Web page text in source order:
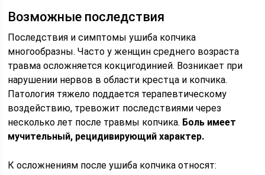
Возможные последствия
Последствия и симптомы ушиба копчика
многообразны. Часто у женщин среднего возраста
травма осложняется кокцигодинией. Возникает при
нарушении нервов в области крестца и копчика.
Патология тяжело поддается терапевтическому
воздействию, тревожит последствиями через
несколько лет после травмы копчика. Боль имеет
мучительный, рецидивирующий характер.
К осложнениям после ушиба копчика относят: